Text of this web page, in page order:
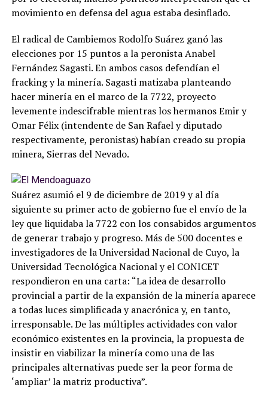
movimiento en defensa del agua estaba desinflado.
El radical de Cambiemos Rodolfo Suárez ganó las
elecciones por 15 puntos a la peronista Anabel
Fernández Sagasti. En ambos casos defendían el
fracking y la minería. Sagasti matizaba planteando
hacer minería en el marco de la 7722, proyecto
levemente indescifrable mientras los hermanos Emir y
Omar Félix (intendente de San Rafael y diputado
respectivamente, peronistas) habían creado su propia
minera, Sierras del Nevado.
Suárez asumió el 9 de diciembre de 2019 y al día
siguiente su primer acto de gobierno fue el envío de la
ley que liquidaba la 7722 con los consabidos argumentos
de generar trabajo y progreso. Más de 500 docentes e
investigadores de la Universidad Nacional de Cuyo, la
Universidad Tecnológica Nacional y el CONICET
respondieron en una carta: “La idea de desarrollo
provincial a partir de la expansión de la minería aparece
a todas luces simplificada y anacrónica y, en tanto,
irresponsable. De las múltiples actividades con valor
económico existentes en la provincia, la propuesta de
insistir en viabilizar la minería como una de las
principales alternativas puede ser la peor forma de
‘ampliar’ la matriz productiva”.